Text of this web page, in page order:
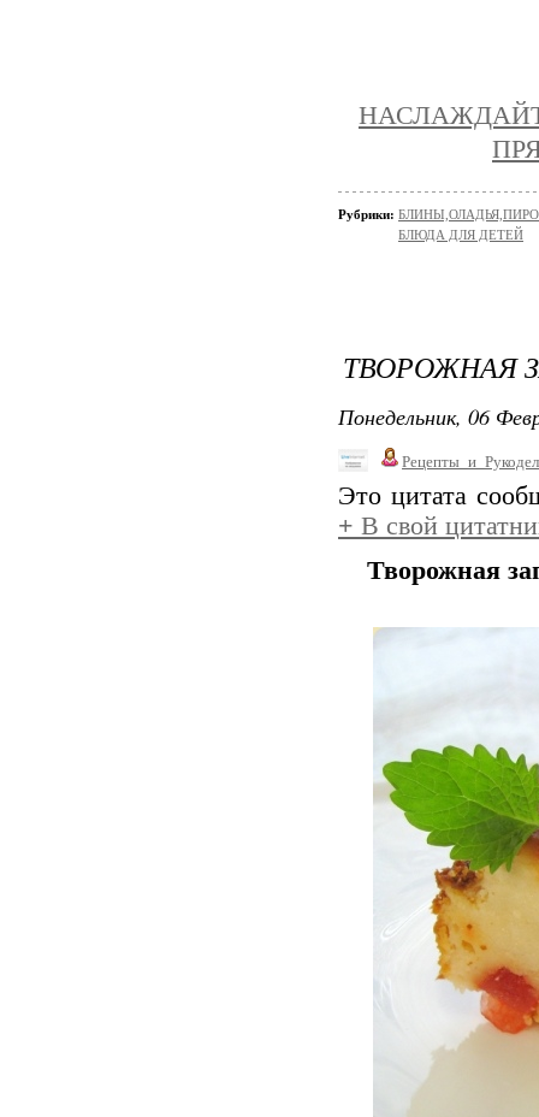
Рубрики:
БЛЮДА ДЛЯ ДЕТЕЙ
ТВОРОЖНАЯ
Понедельник, 06
Это цитата
+ В свой
Творожная